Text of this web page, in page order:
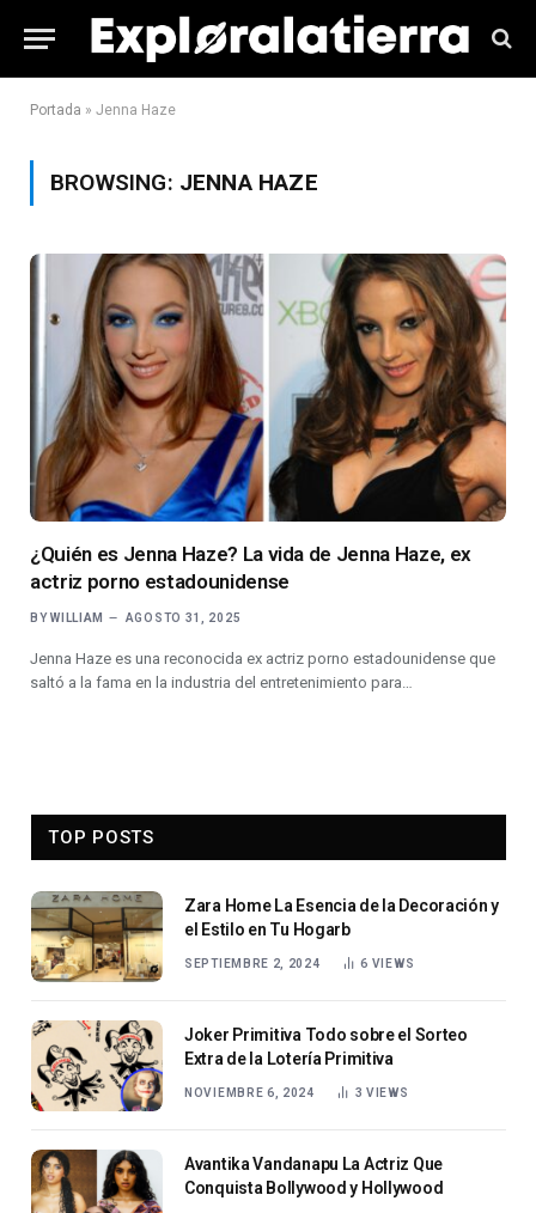
Portada » Jenna Haze
BROWSING: JENNA HAZE
¿Quién es Jenna Haze? La vida de Jenna Haze, ex
actriz porno estadounidense
BY WILLIAM AGOSTO 31, 2025
Jenna Haze es una reconocida ex actriz porno estadounidense que
saltó a la fama en la industria del entretenimiento para…
TOP POSTS
Zara Home La Esencia de la Decoración y
el Estilo en Tu Hogarb
SEPTIEMBRE 2, 2024 6 VIEWS
Joker Primitiva Todo sobre el Sorteo
Extra de la Lotería Primitiva
NOVIEMBRE 6, 2024 3VIEWS
Avantika Vandanapu La Actriz Que
Conquista Bollywood y Hollywood